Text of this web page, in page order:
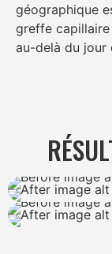
géographique
greffe
au-delà du jour